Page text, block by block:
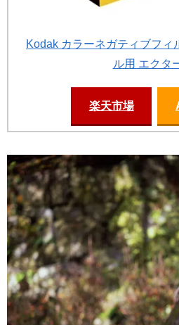
Kodak カラーネガティブフィ
ル用 エクタ
楽天市場